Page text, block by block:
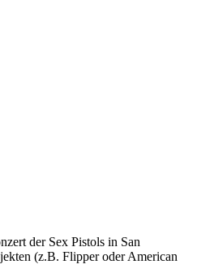
der Sex Pistols in San
(z.B. Flipper oder American